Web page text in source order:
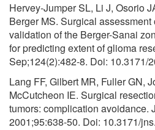
Hervey-Jumper SL, Li J, Osorio
Berger MS. Surgical assessment
validation of the Berger-Sanai
for predicting extent of glioma
Sep;124(2):482-8. Doi: 10.3171/
Lang FF, Gilbert MR, Fuller GN,
McCutcheon IE. Surgical
tumors: complication avoidance.
2001;95:638-50. Doi: 10.3171/